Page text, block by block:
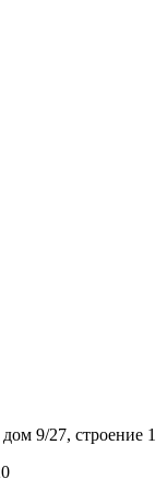
9/27, строение 1